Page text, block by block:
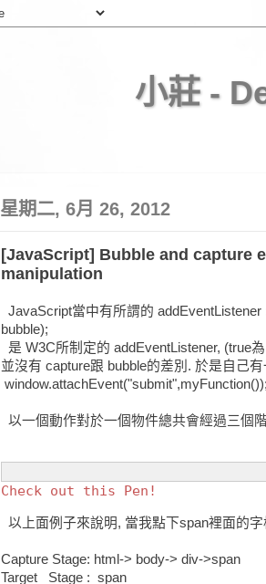
小莊 -
星期二, 6月 26, 2012
[JavaScript] Bubble and capture
manipulation
JavaScript當中有所謂的
bubble);
是 W3C所制定的 addEventListener, (true
並沒有 capture跟 bubble的差別. 於是自己
以一個動作對於一個物件總共會經過三個
Check out this Pen!
以上面例子來說明, 當我點下span裡面的字
Capture Stage: html-> body-> div->span
Target Stage : span